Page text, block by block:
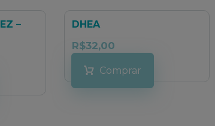
–
DHEA
R$32,00
Comprar